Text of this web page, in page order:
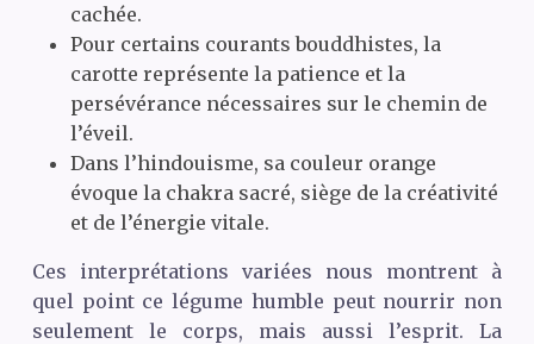
cachée.
Pour certains courants bouddhistes, la
carotte représente la patience et la
persévérance nécessaires sur le chemin de
l’éveil.
Dans l’hindouisme, sa couleur orange
évoque la chakra sacré, siège de la créativité
et de l’énergie vitale.
Ces interprétations variées nous montrent à
quel point ce légume humble peut nourrir non
seulement le corps, mais aussi l’esprit. La